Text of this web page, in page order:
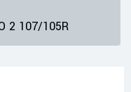
2 107/105R